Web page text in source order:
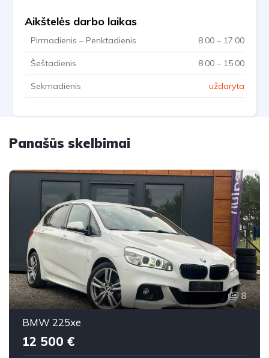
Aikštelės darbo laikas
Pirmadienis – Penktadienis 8.00 – 17.00
Šeštadienis 8.00 – 15.00
Sekmadienis uždaryta
Panašūs skelbimai
8
BMW 225xe
12 500 €